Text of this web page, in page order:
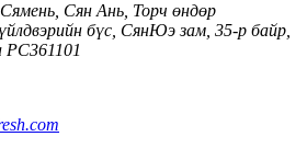
Сян Ань, Торч өндөр
бүс, СянЮэ зам, 35-р байр,